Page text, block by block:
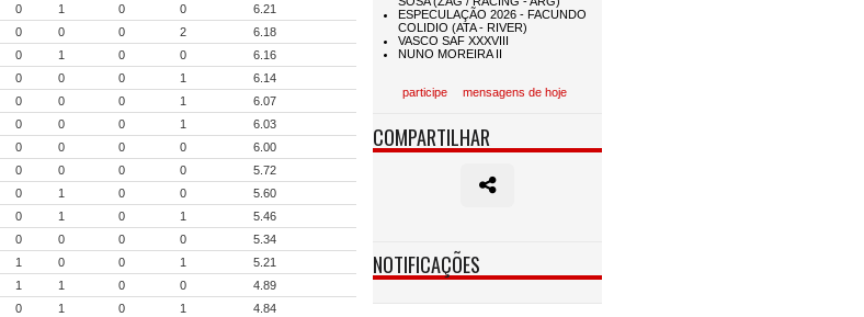
0 1 0 0
6.21
0 0 0 2
6.18
0 1 0 0
6.16
0 0 0 1
6.14
0 0 0 1
6.07
0 0 0 1
6.03
0 0 0 0
6.00
0 0 0 0
5.72
0 1 0 0
5.60
0 1 0 1
5.46
0 0 0 0
5.34
1 0 0 1
5.21
1 1 0 0
4.89
0 1 0 1
4.84
participe mensagens de hoje
COMPARTILHAR
NOTIFICAÇÕES